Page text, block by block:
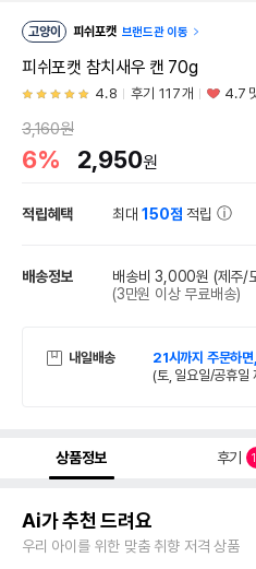
고양이 피쉬포캣 브랜드관 이동
피쉬포캣 참치새우 캔 70g
4.8 후기 117개 4.7
3,160원
6% 2,950원
적립혜택 최대150점 적립
배송정보 배송비 3,000원 (제주/
(3만원 이상 무료배송)
내일배송 21시까지 주문하면,
(토, 일요일/공휴일
상품정보 후기
Ai가 추천 드려요
우리 아이를 위한 맞춤 취향 저격 상품